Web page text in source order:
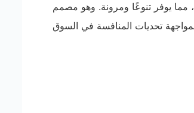
مما يوفر تنوعًا ومرونة. وهو مصمم